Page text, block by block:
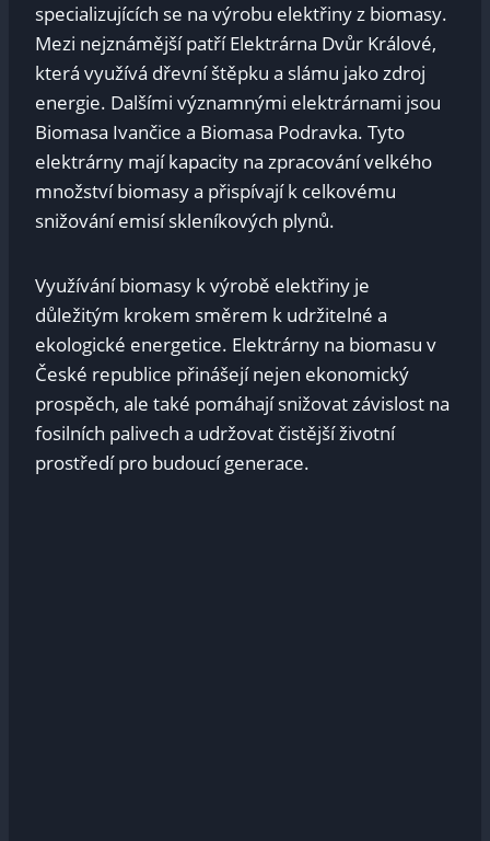
specializujících se na výrobu elektřiny z biomasy.
Mezi nejznámější patří Elektrárna Dvůr Králové,
která využívá dřevní štěpku a slámu jako zdroj
energie. Dalšími významnými elektrárnami jsou
Biomasa Ivančice a Biomasa Podravka. Tyto
elektrárny mají kapacity na zpracování velkého
množství biomasy a přispívají k celkovému
snižování emisí skleníkových plynů.
Využívání biomasy k výrobě elektřiny je
důležitým krokem směrem k udržitelné a
ekologické energetice. Elektrárny na biomasu v
České republice přinášejí nejen ekonomický
prospěch, ale také pomáhají snižovat závislost na
fosilních palivech a udržovat čistější životní
prostředí pro budoucí generace.